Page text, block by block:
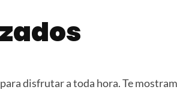
disfrutar a toda hora. Te